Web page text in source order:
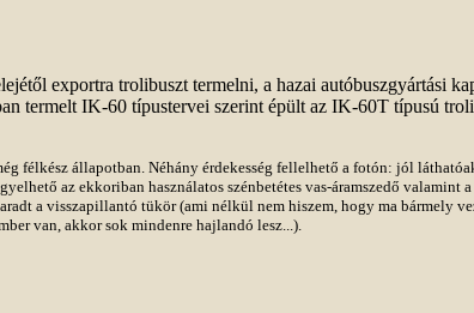
exportra trolibuszt termelni, a hazai autóbuszgyártási
termelt IK-60 típustervei szerint épült az IK-60T típusú
félkész állapotban. Néhány érdekesség fellelhető a fotón: jól
az ekkoriban használatos szénbetétes vas-áramszedő valamint
a visszapillantó tükör (ami nélkül nem hiszem, hogy ma bármely
van, akkor sok mindenre hajlandó lesz...).